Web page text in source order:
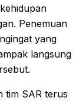
Penemuan
yang
langsung
tim SAR terus